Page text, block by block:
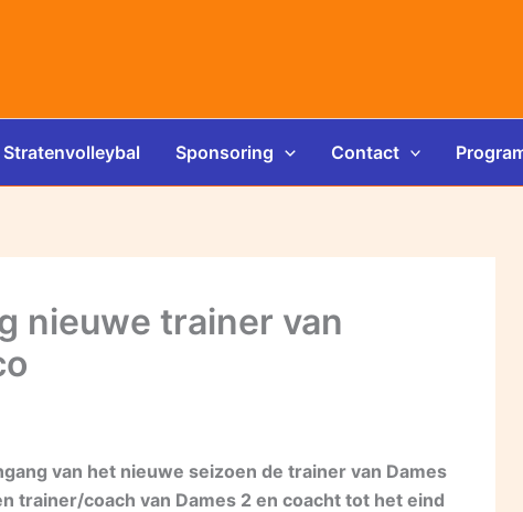
Stratenvolleybal Sponsoring Contact
nieuwe trainer van
van het nieuwe seizoen de trainer van Dames
trainer/coach van Dames 2 en coacht tot het eind